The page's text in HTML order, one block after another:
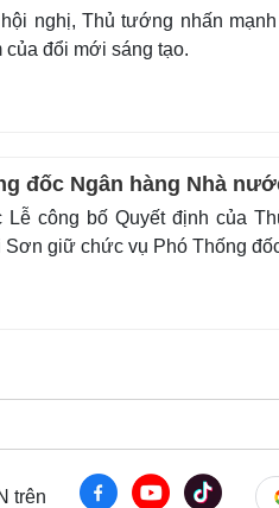
nghị, Thủ tướng nhấn
của đổi mới sáng tạo.
đốc Ngân hàng Nhà
Lễ công bố Quyết định của
giữ chức vụ Phó Thống
trên